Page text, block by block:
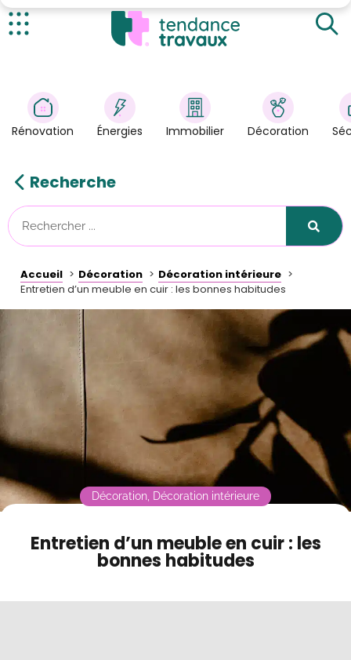
Énergies
Immobilier
Astuces/DIY
Tendance Travaux
Kit partenaire
Mode sombre
Rénovation Énergies Immobilier Décoration
Recherche
Accueil Décoration
Décoration intérieure
Entretien d’un meuble en cuir : les bonnes habitudes
Les finitions du cuir
Les techniques pour entretenir le cuir
Entretien d’un meuble en cuir : les
bonnes habitudes
Décoration Décoration intérieure